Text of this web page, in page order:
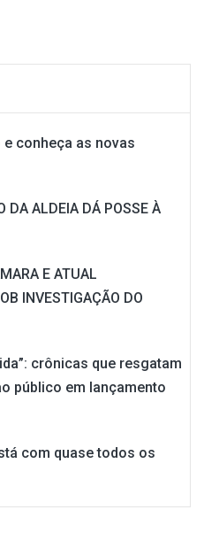
conheça as novas
DA ALDEIA DÁ POSSE À
E ATUAL
INVESTIGAÇÃO DO
crônicas que resgatam
público em lançamento
com quase todos os